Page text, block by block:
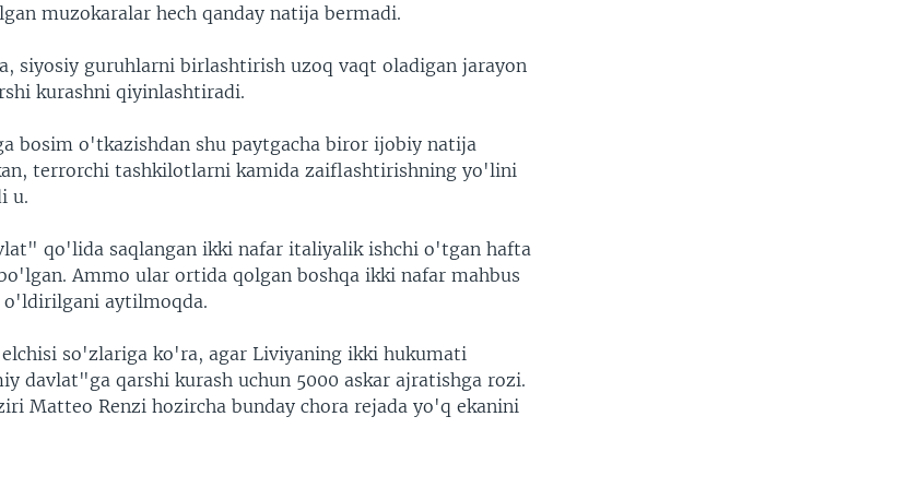
muzokaralar hech qanday natija bermadi.
siyosiy guruhlarni birlashtirish uzoq vaqt oladigan jarayon
kurashni qiyinlashtiradi.
bosim o'tkazishdan shu paytgacha biror ijobiy natija
terrorchi tashkilotlarni kamida zaiflashtirishning yo'lini
u.
qo'lida saqlangan ikki nafar italiyalik ishchi o'tgan hafta
Ammo ular ortida qolgan boshqa ikki nafar mahbus
aytilmoqda.
so'zlariga ko'ra, agar Liviyaning ikki hukumati
davlat"ga qarshi kurash uchun 5000 askar ajratishga rozi.
Matteo Renzi hozircha bunday chora rejada yo'q ekanini